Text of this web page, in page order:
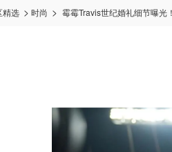
精选 时尚 霉霉Travis世纪婚礼细节曝光